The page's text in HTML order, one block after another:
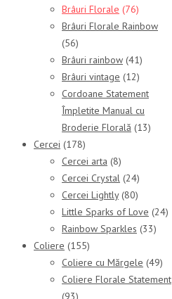
Brâuri Florale (76)
Brâuri Florale Rainbow
(56)
Brâuri rainbow (41)
Brâuri vintage (12)
Cordoane Statement
Împletite Manual cu
Broderie Florală (13)
Cercei (178)
Cercei arta (8)
Cercei Crystal (24)
Cercei Lightly (80)
Little Sparks of Love (24)
Rainbow Sparkles (33)
Coliere (155)
Coliere cu Mărgele (49)
Coliere Florale Statement
(93)